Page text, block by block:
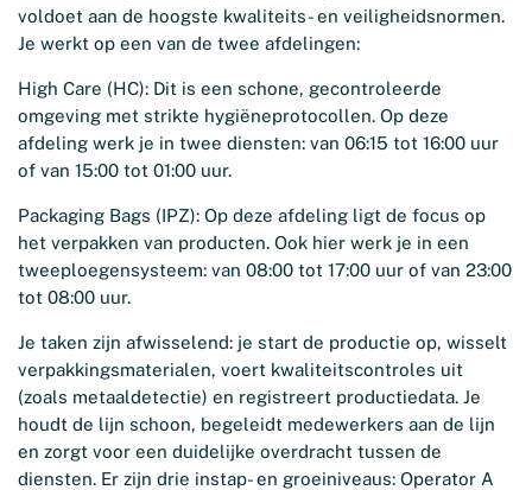
voldoet aan de hoogste kwaliteits- en veiligheidsnormen.
Je werkt op een van de twee afdelingen:
High Care (HC): Dit is een schone, gecontroleerde
omgeving met strikte hygiëneprotocollen. Op deze
afdeling werk je in twee diensten: van 06:15 tot 16:00 uur
of van 15:00 tot 01:00 uur.
Packaging Bags (IPZ): Op deze afdeling ligt de focus op
het verpakken van producten. Ook hier werk je in een
tweeploegensysteem: van 08:00 tot 17:00 uur of van 23:00
tot 08:00 uur.
Je taken zijn afwisselend: je start de productie op, wisselt
verpakkingsmaterialen, voert kwaliteitscontroles uit
(zoals metaaldetectie) en registreert productiedata. Je
houdt de lijn schoon, begeleidt medewerkers aan de lijn
en zorgt voor een duidelijke overdracht tussen de
diensten. Er zijn drie instap- en groeiniveaus: Operator A